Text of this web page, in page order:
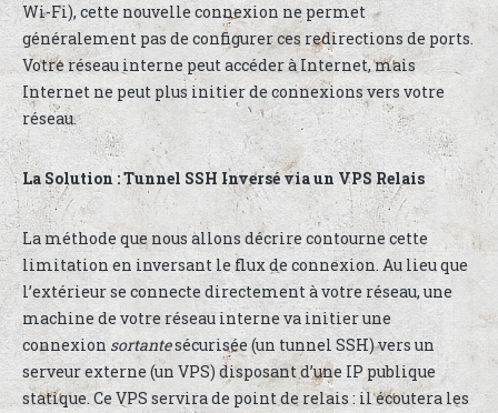
Wi-Fi), cette nouvelle connexion ne permet
généralement pas de configurer ces redirections de ports.
Votre réseau interne peut accéder à Internet, mais
Internet ne peut plus initier de connexions vers votre
réseau.
La Solution : Tunnel SSH Inversé via un VPS Relais
La méthode que nous allons décrire contourne cette
limitation en inversant le flux de connexion. Au lieu que
l’extérieur se connecte directement à votre réseau, une
machine de votre réseau interne va initier une
connexion sortantesécurisée (un tunnel SSH) vers un
serveur externe (un VPS) disposant d’une IP publique
statique. Ce VPS servira de point de relais : il écoutera les